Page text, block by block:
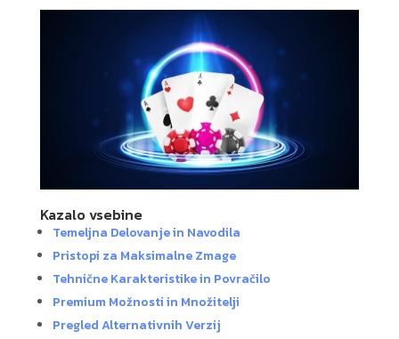
Kazalo vsebine
Temeljna Delovanje in Navodila
Pristopi za Maksimalne Zmage
Tehnične Karakteristike in Povračilo
Premium Možnosti in Množitelji
Pregled Alternativnih Verzij